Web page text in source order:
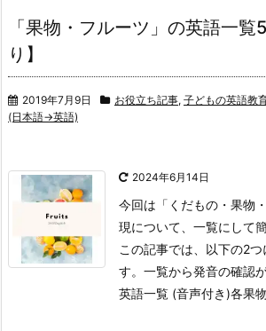
「果物・フルーツ」の英語一
り】
2019年7月9日 お役立ち記事, 子どもの英語教
(日本語→英語)
2024年6月14日
今回は「くだもの・果物
現について、一覧にして
この記事では、以下の2
す。一覧から発音の確認
英語一覧 (音声付き)各果